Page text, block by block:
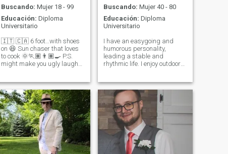
Buscando: Mujer 18 - 99
Educación: Diploma
Universitario
🇮🇹 🇨🇦 6 foot…with shoes
on 😆 Sun chaser that loves
to cook 🌞🏃🏽👨🏽‍🍳 P.S.
might make you ugly laugh…
is a non-negotiable to my
beautifully honest, loyal &
submissive women. I hate to
sa
Buscando: Mujer 40 - 80
Educación: Diploma
Universitario
I have an easygoing and
humorous personality,
leading a stable and
rhythmic life. I enjoy outdoor
cuisines. My career is
relatively settled, and I now
wish to invest more time in
meaningful relationsh